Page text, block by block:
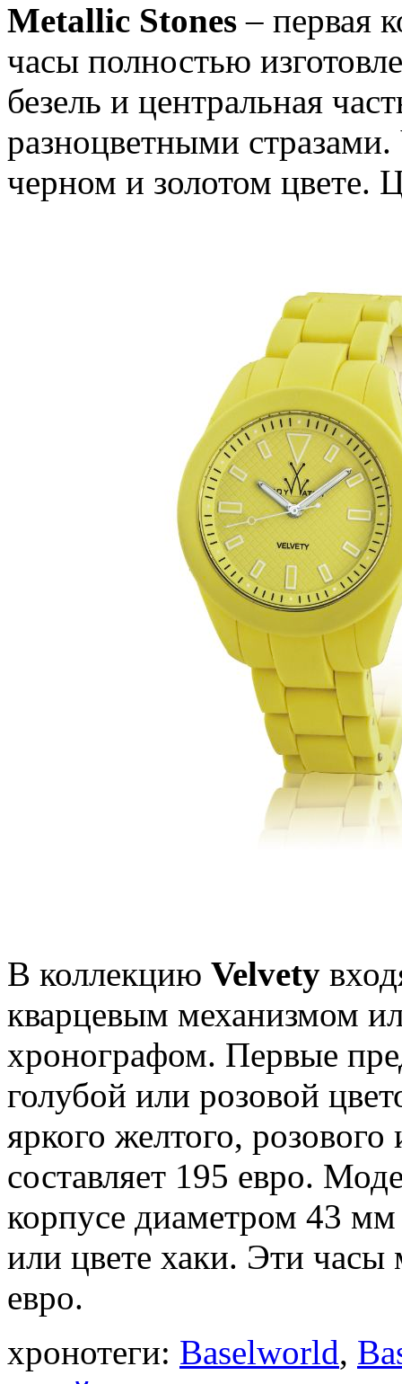
Metallic Stones – первая
часы полностью
безель и центральная
разноцветными
черном и золотом цвете.
В коллекцию Velvety
кварцевым механизмом
хронографом. Первые
голубой или розовой
яркого желтого,
составляет 195 евро.
корпусе диаметром 43
или цвете хаки. Эти
евро.
хронотеги: Baselworld,